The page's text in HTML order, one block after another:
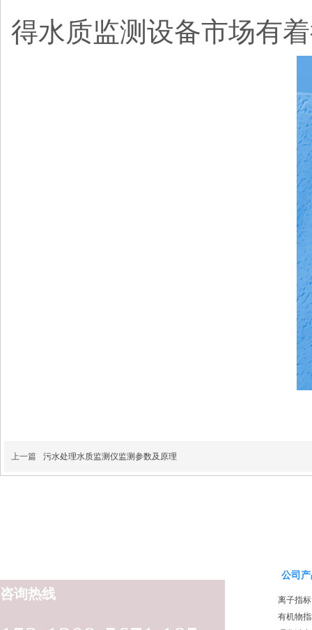
得水质监测设备市场有
上一篇 污水处理水质监测仪监测参数及原理
咨询热线
公司
离子指标
有机物